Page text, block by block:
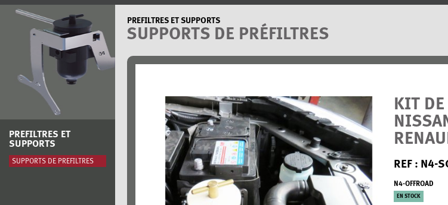
PREFILTRES ET
SUPPORTS
SUPPORTS DE PRÉFILTRES
PREFILTRES ET SUPPORTS
SUPPORTS DE PRÉFILTRES
KIT DE
REF : N4-
N4-OFFROAD
EN STOCK